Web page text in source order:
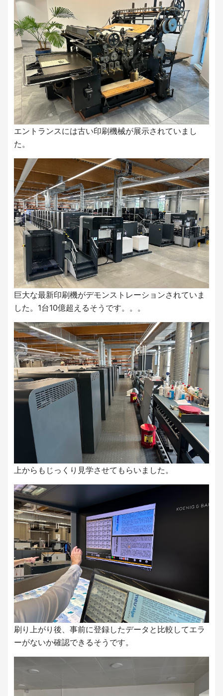
エントランスには古い印刷機械が展示されていまし
た。
巨大な最新印刷機がデモンストレーションされていま
した。1台10億超えるそうです。。。
上からもじっくり見学させてもらいました。
刷り上がり後、事前に登録したデータと比較してエラ
ーがないか確認できるそうです。